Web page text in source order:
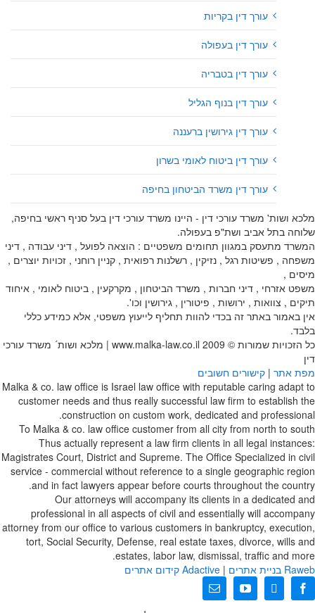
עורך דין בקריות
עורך דין בעפולה
עורך דין בטבריה
עורך דין בנוף הגליל
עורך דין גירושין ברעננה
עורך דין ביטוח לאומי בשרון
עורך דין משרד הביטחון בחיפה
מלכא ושות' משרד עורכי דין - היינו משרד עורכי דין בעל סניף ראשי בחיפה,
שלוחה בתל אביב ושת"פ בעפולה.
המשרד מתעסק במגוון תחומים משפטיים : הוצאה לפועל , דיני עבודה , דיני
משפחה , פשיטות רגל , נזיקין , רשלנות רפואית , קניין רוחני , זכויות יוצרים ,
מיסים ,
משפט אזרחי , דיני חברות , משרד הביטחון , מקרקעין , ביטוח לאומי , איחוד
תיקים , צוואות , ירושות , פיטורין , גירושין וכו'.
אין באמור באתר זה בכדי להוות תחליף לייעוץ משפטי, אלא כמידע כללי
בלבד.
כל הזכויות שמורות © 2009
www.malka-law.co.il | מלכא ושות´ משרד עורכי
דין
מפת אתר | קישורים חשובים
Malka & co. law office is Israel law office with reputable caring adapt to
customer needs and thus really successful law firm to establish the
construction on custom work, dedicated and professional.
To Malka & co. law office customer from all city from north to south
Thus actually represent a law firm clients in all legal instances:
Magistrates Court, District and Supreme. The Office Specialized in civil
service - commercial without reference to a single geographic region
and in fact lawyers appear before courts throughout the country.
Our attorneys will accompany its clients in a dedicated and
professional in all aspects of civil and essentially will accompany
attorney from our office to various customers in bankruptcy, execution,
tort, Social Security, Defense, real estate taxes, divorce, wills and
estates, labor law, dismissal, traffic and more.
Raweb בניית אתרים |
Adactive קידום אתרים
Facebook
X
YouTubeכתובת
דואר